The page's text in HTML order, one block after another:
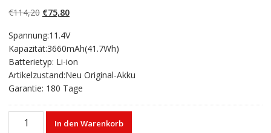
€114,20 Ursprünglicher
war:
€114,20
€75,80Aktueller
ist:
€75,80.
Spannung:11.4V
Kapazität:3660mAh(41.7Wh)
Batterietyp: Li-ion
Artikelzustand:Neu Original-Akku
Garantie: 180 Tage
Laptop
In den Warenkorb